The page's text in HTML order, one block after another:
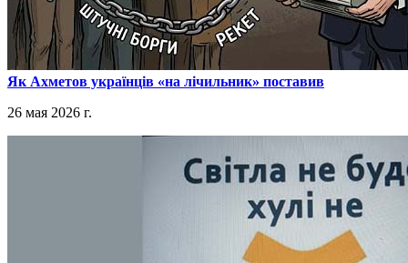
​Як Ахметов українців «на лічильник» поставив
26 мая 2026 г.